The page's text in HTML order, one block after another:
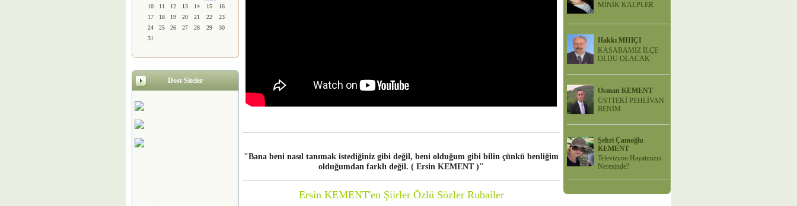
10
11 12 13 14 15
16
17
18 19 20 21 22
23
24
25 26 27 28 29
30
31
Dost Siteler
"Bana beni nasıl tanımak istediğiniz gibi değil, beni olduğum gibi bilin çünkü benliğim
olduğumdan farklı değil. ( Ersin KEMENT )"
Ersin KEMENT'en Şiirler Özlü Sözler Rubailer
MİNİK KALPLER
Hakkı MIHÇI
KASABAMIZ İLÇE
OLDU OLACAK
Osman KEMENT
ÜSTTEKİ PEHLİVAN
BENİM
Şehri Çamoğlu
KEMENT
Televizyon Hayatınızın
Neresinde?